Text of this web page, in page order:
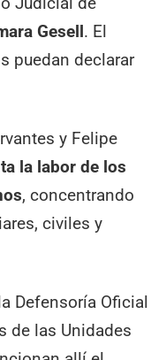
Gesell. El
puedan declarar
y Felipe
la labor de los
, concentrando
civiles y
Defensoría Oficial
de las Unidades